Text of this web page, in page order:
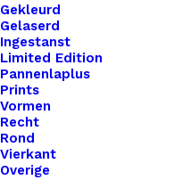
Gekleurd
Gelaserd
Ingestanst
Limited Edition
Pannenlaplus
Prints
Vormen
Recht
Rond
Vierkant
Overige
Bril
Twee
Goud
€0,95